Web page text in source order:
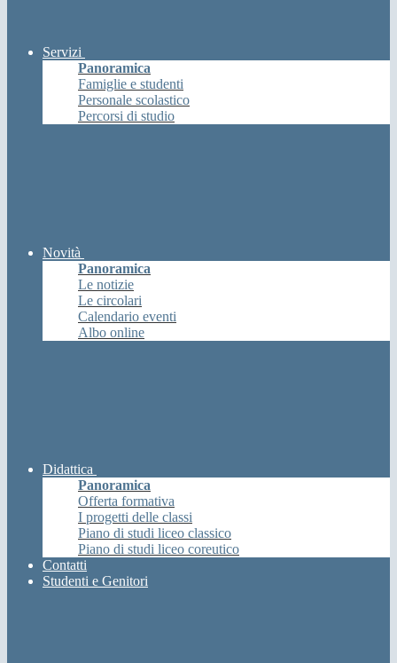
Servizi
Panoramica
Famiglie e studenti
Personale scolastico
Percorsi di studio
Novità
Panoramica
Le notizie
Le circolari
Calendario eventi
Albo online
Didattica
Panoramica
Offerta formativa
I progetti delle classi
Piano di studi liceo classico
Piano di studi liceo coreutico
Contatti
Studenti e Genitori